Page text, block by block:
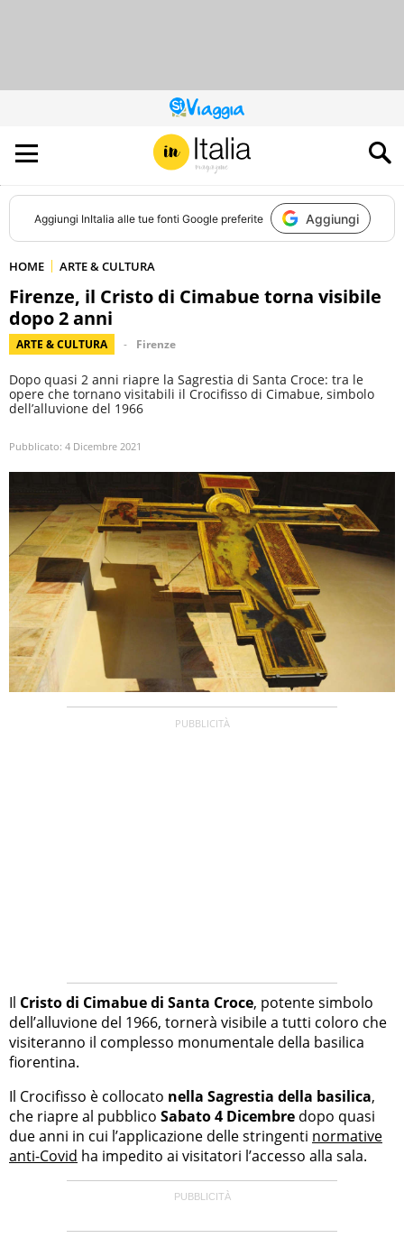
QUESTO
SITO
CONTRIBUISCE
ALL’AUDIENCE
DI
Aggiungi InItalia alle tue fonti Google preferite Aggiungi
HOME ARTE & CULTURA
Firenze, il Cristo di Cimabue torna visibile
dopo 2 anni
ARTE & CULTURA Firenze
Dopo quasi 2 anni riapre la Sagrestia di Santa Croce: tra le
opere che tornano visitabili il Crocifisso di Cimabue, simbolo
dell’alluvione del 1966
Pubblicato: 4 Dicembre 2021
Il Cristo di Cimabue di Santa Croce, potente simbolo
dell’alluvione del 1966, tornerà visibile a tutti coloro che
visiteranno il complesso monumentale della basilica
fiorentina.
Il Crocifisso è collocato nella Sagrestia della basilica,
che riapre al pubblico Sabato 4 Dicembre dopo quasi
due anni in cui l’applicazione delle stringenti normative
anti-Covid ha impedito ai visitatori l’accesso alla sala.